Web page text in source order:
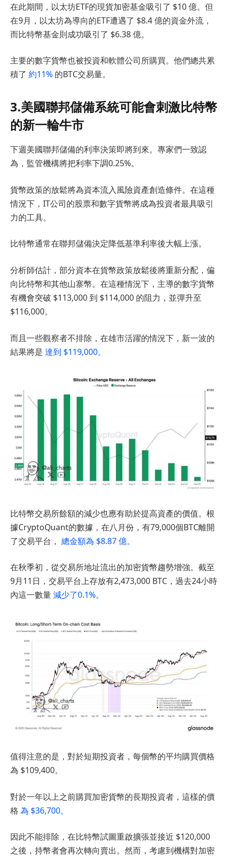
在此期間，以太坊ETF的現貨加密基金吸引了 $10 億。但
在9月，以太坊為導向的ETF遭遇了 $8.4 億的資金外流，
而比特幣基金則成功吸引了 $6.38 億。
主要的數字貨幣也被投資和軟體公司所購買。他們總共累
積了 約11% 的BTC交易量。
3.美國聯邦儲備系統可能會刺激比特幣
的新一輪牛市
下週美國聯邦儲備的利率決策即將到來。專家們一致認
為，監管機構將把利率下調0.25%。
貨幣政策的放鬆將為資本流入風險資產創造條件。在這種
情況下，IT公司的股票和數字貨幣將成為投資者最具吸引
力的工具。
比特幣通常在聯邦儲備決定降低基準利率後大幅上漲。
分析師估計，部分資本在貨幣政策放鬆後將重新分配，偏
向比特幣和其他山寨幣。在這種情況下，主導的數字貨幣
有機會突破 $113,000 到 $114,000 的阻力，並彈升至
$116,000。
而且一些觀察者不排除，在雄市活躍的情況下，新一波的
結果將是 達到 $119,000。
比特幣交易所餘額的減少也應有助於提高資產的價值。根
據CryptoQuant的數據，在八月份，有79,000個BTC離開
了交易平台， 總金額為 $8.87 億。
在秋季初，從交易所地址流出的加密貨幣趨勢增強。截至
9月11日，交易平台上存放有2,473,000 BTC，過去24小時
內這一數量減少了0.1%。
值得注意的是，對於短期投資者，每個幣的平均購買價格
為 $109,400。
對於一年以上之前購買加密貨幣的長期投資者，這樣的價
格 為 $36,700。
因此不能排除，在比特幣試圖重啟擴張並接近 $120,000
之後，持幣者會再次轉向賣出。然而，考慮到機構對加密